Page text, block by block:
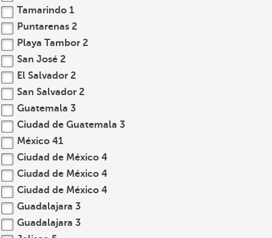
Tamarindo 1
Puntarenas 2
Playa Tambor 2
San José 2
El Salvador 2
San Salvador 2
Guatemala 3
Ciudad de Guatemala 3
México 41
Ciudad de México 4
Ciudad de México 4
Ciudad de México 4
Guadalajara 3
Guadalajara 3